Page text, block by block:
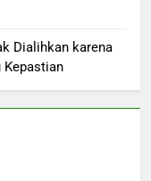
Dialihkan karena
Kepastian